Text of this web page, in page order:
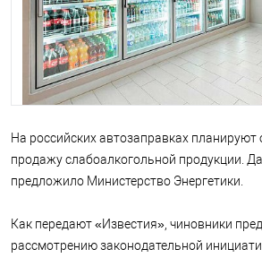
На российских автозаправках планируют
продажу слабоалкогольной продукции.
предложило Министерство Энергетики.
Как передают «Известия», чиновники
рассмотрению законодательной